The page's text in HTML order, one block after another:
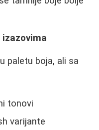
paletu boja, ali sa
tonovi
varijante